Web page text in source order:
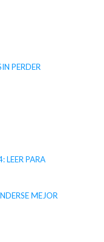
PERDER
LEER PARA
MEJOR